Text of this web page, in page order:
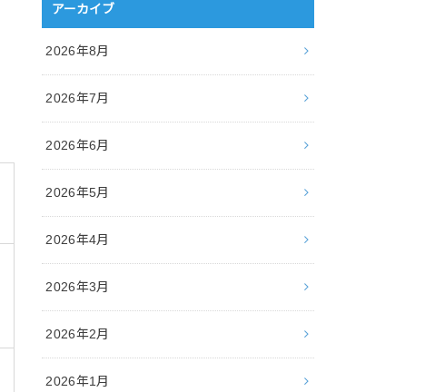
アーカイブ
2026年8月
2026年7月
2026年6月
2026年5月
2026年4月
2026年3月
2026年2月
2026年1月